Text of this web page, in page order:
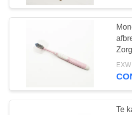
Tanden die
witten
het
Te